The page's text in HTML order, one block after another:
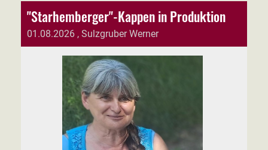
"Starhemberger"-Kappen in Produktion
01.08.2026 , Sulzgruber Werner